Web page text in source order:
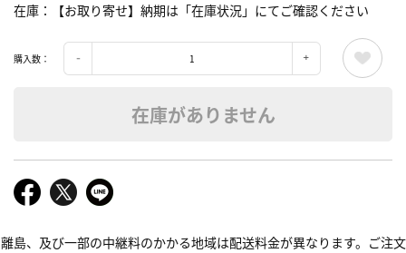
在庫 【お取り寄せ】納期は「在庫状況」にてご確認ください
購入数：
在庫がありません
離島、及び一部の中継料のかかる地域は配送料金が異なります。ご注文